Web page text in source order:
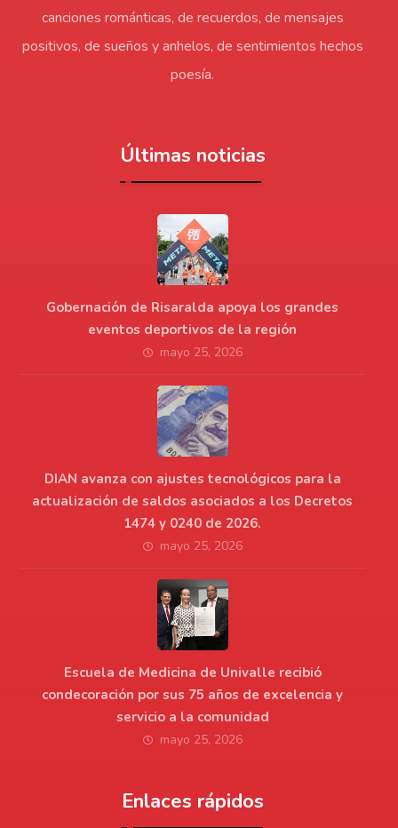
canciones románticas, de recuerdos, de mensajes
positivos, de sueños y anhelos, de sentimientos hechos
poesía.
Últimas noticias
Gobernación de Risaralda apoya los grandes
eventos deportivos de la región
mayo 25, 2026
DIAN avanza con ajustes tecnológicos para la
actualización de saldos asociados a los Decretos
1474 y 0240 de 2026.
mayo 25, 2026
Escuela de Medicina de Univalle recibió
condecoración por sus 75 años de excelencia y
servicio a la comunidad
mayo 25, 2026
Enlaces rápidos